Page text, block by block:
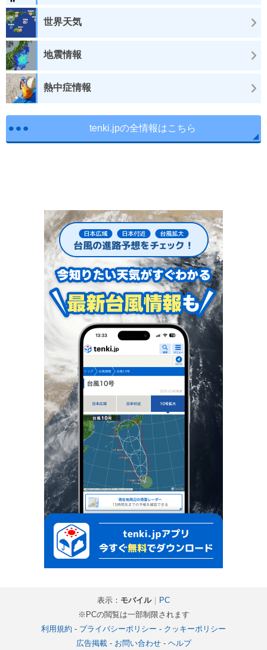
世界天気
地震情報
熱中症情報
tenki.jpの全情報はこちら
表示： モバイル｜ PC
※PCの閲覧は一部制限されます
利用規約 - プライバシーポリシー - クッキーポリシー
広告掲載- お問い合わせ- ヘルプ